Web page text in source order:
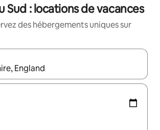
Sud : locations de vacances
des hébergements uniques sur
s'affichent, utilisez les flèches vers le